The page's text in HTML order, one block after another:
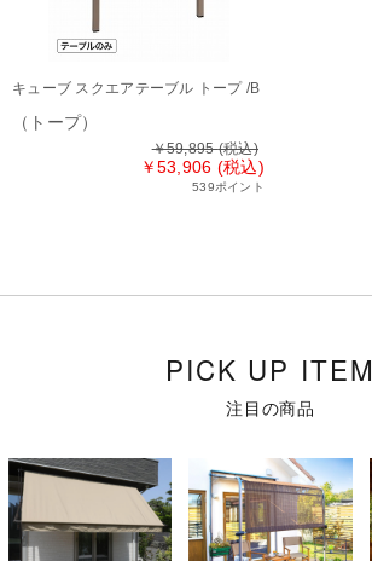
キューブ スクエアテーブル トープ /B
（トープ）
￥59,895(税込)
￥53,906 (税込)
539ポイント
PICK UP ITEM
注目の商品